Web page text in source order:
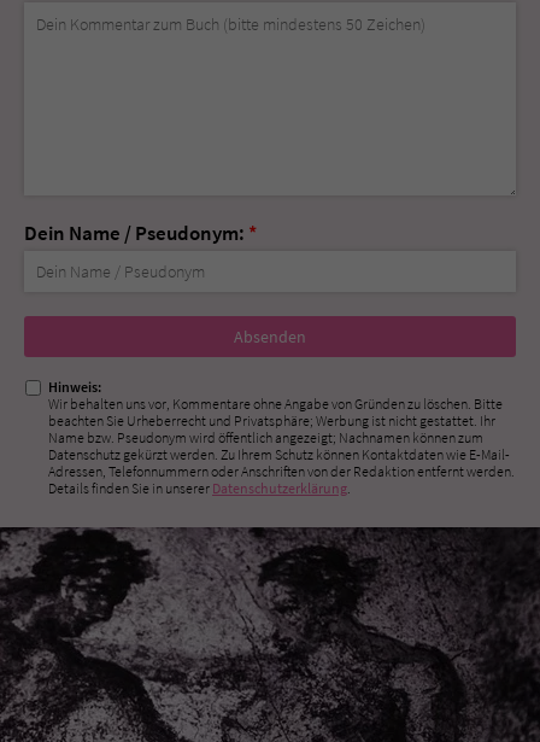
Dein Name / Pseudonym: *
Nicht
ausfüllen!
Hinweis:
Wir behalten uns vor, Kommentare ohne Angabe von Gründen zu löschen. Bitte
beachten Sie Urheberrecht und Privatsphäre; Werbung ist nicht gestattet. Ihr
Name bzw. Pseudonym wird öffentlich angezeigt; Nachnamen können zum
Datenschutz gekürzt werden. Zu Ihrem Schutz können Kontaktdaten wie E-Mail-
Adressen, Telefonnummern oder Anschriften von der Redaktion entfernt werden.
Details finden Sie in unserer Datenschutzerklärung.